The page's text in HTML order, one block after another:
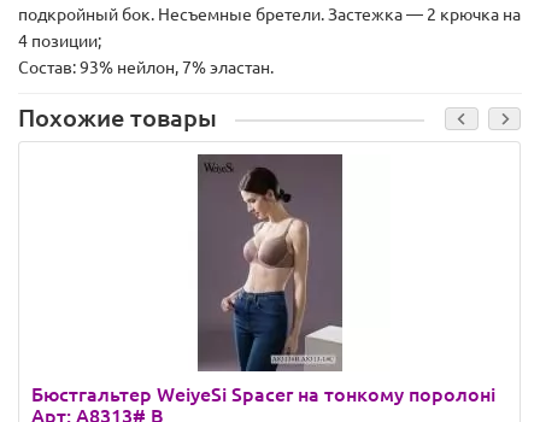
подкройный бок. Несъемные бретели. Застежка — 2 крючка на
4 позиции;
Состав: 93% нейлон, 7% эластан.
Похожие товары
Бюстгальтер WeiyeSi Spacer на тонкому поролоні
Арт: A8313# B